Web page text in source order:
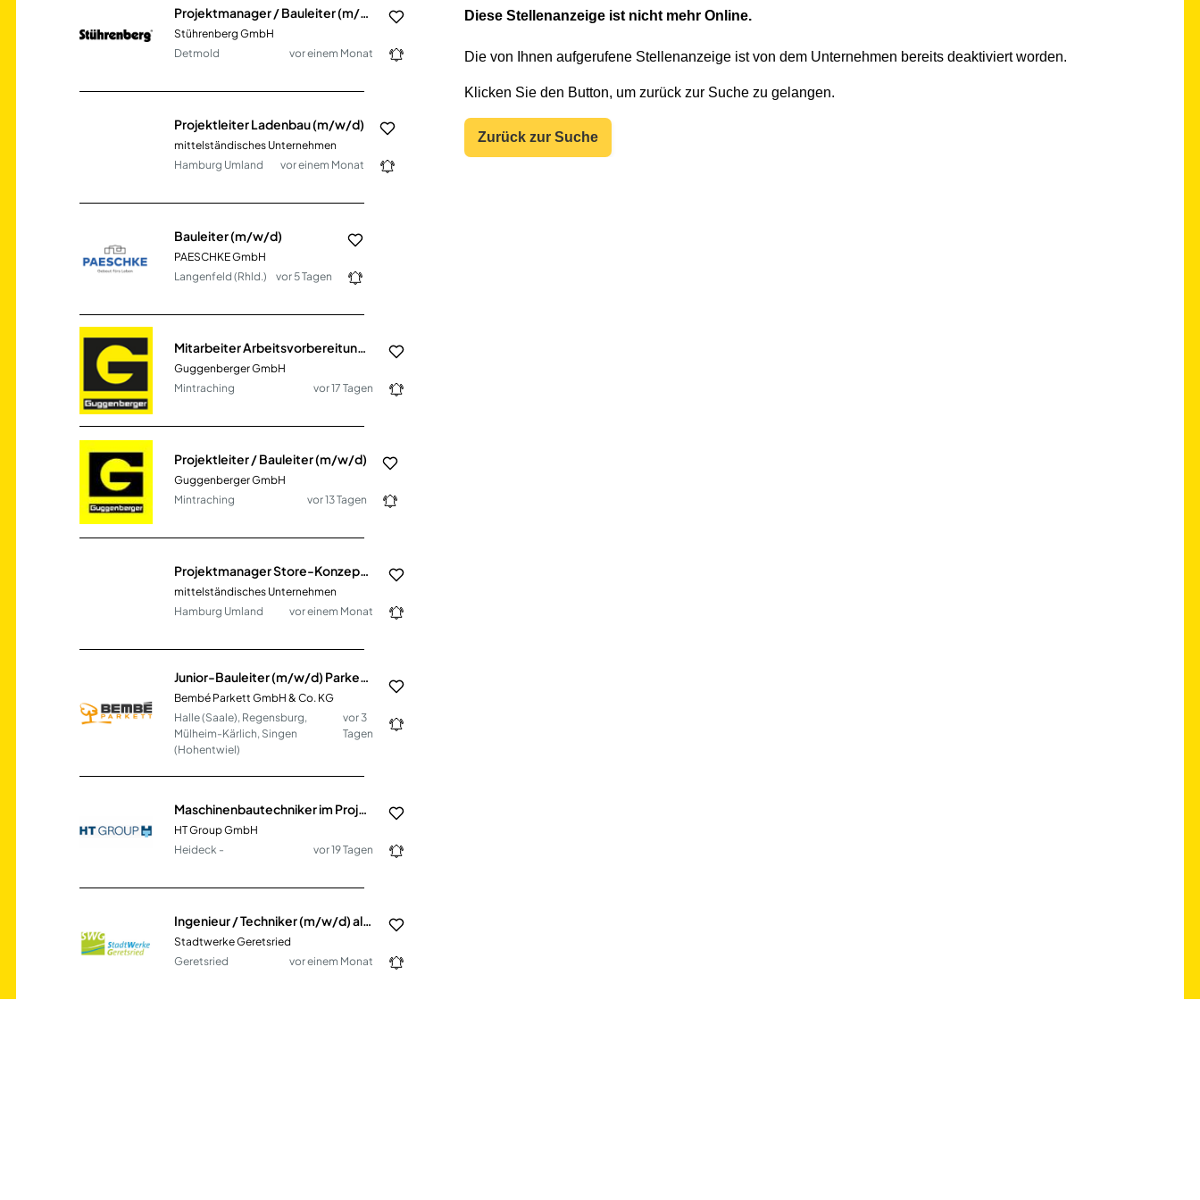
Projektmanager / Bauleiter (m/w/d) Elektrotechnik - Lichtsignalanlagen - Tiefbau
Stührenberg GmbH
Detmold
vor einem Monat
Projektleiter Ladenbau (m/w/d)
mittelständisches Unternehmen
Hamburg Umland
vor einem Monat
Bauleiter (m/w/d)
PAESCHKE GmbH
Langenfeld (Rhld.)
vor 5 Tagen
Mitarbeiter Arbeitsvorbereitung (m/w/d) im Bereich Hoch- und SF-Bau
Guggenberger GmbH
Mintraching
vor 17 Tagen
Projektleiter / Bauleiter (m/w/d)
Guggenberger GmbH
Mintraching
vor 13 Tagen
Projektmanager Store-Konzeption und Ladenbau (m/w/d)
mittelständisches Unternehmen
Hamburg Umland
vor einem Monat
Junior-Bauleiter (m/w/d) Parkett- und Bodenbelagsarbeiten
Bembé Parkett GmbH & Co. KG
Halle (Saale), Regensburg,
Mülheim-Kärlich, Singen
(Hohentwiel)
vor 3
Tagen
Maschinenbautechniker im Projektmanagement (w/m/d)
HT Group GmbH
Heideck -
vor 19 Tagen
Ingenieur / Techniker (m/w/d) als Sachgebietsleiter Planung und Bau
Stadtwerke Geretsried
Geretsried
vor einem Monat